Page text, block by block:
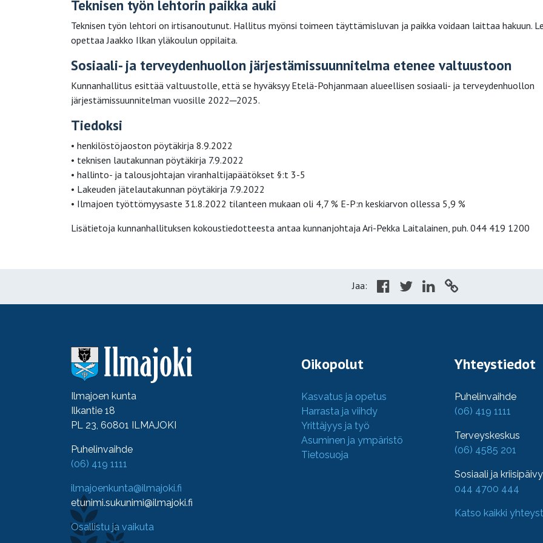
Teknisen työn lehtorin paikka auki
Teknisen työn lehtori on irtisanoutunut. Hallitus myönsi toimeen täyttämisluvan ja paikka voidaan laittaa hakuun.
opettaa Jaakko Ilkan yläkoulun oppilaita.
Sosiaali- ja terveydenhuollon järjestämissuunnitelma etenee valtuustoon
Kunnanhallitus esittää valtuustolle, että se hyväksyy Etelä-Pohjanmaan alueellisen sosiaali- ja terveydenhuollon
järjestämissuunnitelman vuosille 2022─2025.
Tiedoksi
• henkilöstöjaoston pöytäkirja 8.9.2022
• teknisen lautakunnan pöytäkirja 7.9.2022
• hallinto- ja talousjohtajan viranhaltijapäätökset §:t 3-5
• Lakeuden jätelautakunnan pöytäkirja 7.9.2022
• Ilmajoen työttömyysaste 31.8.2022 tilanteen mukaan oli 4,7 % E-P:n keskiarvon ollessa 5,9 %
Lisätietoja kunnanhallituksen kokoustiedotteesta antaa kunnanjohtaja Ari-Pekka Laitalainen, puh. 044 419 1200
Jaa:
Ilmajoen kunta
Ilkantie 18
PL 23, 60801 ILMAJOKI
Puhelinvaihde
(06) 419 1111
ilmajoenkunta@ilmajoki.fi
etunimi.sukunimi@ilmajoki.fi
Osallistu ja vaikuta
Oikopolut
Kasvatus ja opetus
Harrasta ja viihdy
Yrittäjyys ja työ
Asuminen ja ympäristö
Tietosuoja
Yhteystiedot
Puhelinvaihde
(06) 419 1111
Terveyskeskus
(06) 4585 201
Sosiaali ja
044 4700 444
Katso kaikki